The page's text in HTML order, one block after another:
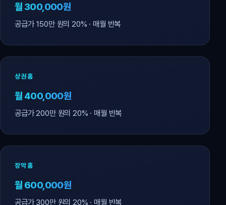
월 300,000원
공급가 150만 원의 20% · 매월 반복
상권홈
월 400,000원
공급가 200만 원의 20% · 매월 반복
장악홈
월 600,000원
공급가 300만 원의 20% · 매월 반복